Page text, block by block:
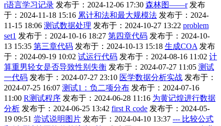
r语言学习记录 发布于：2024-12-06 17:30 森林图——r 发布
于：2024-11-18 15:16 累计和法和最大规模法 发布于：2024-
11-15 18:06 测试数据处理 发布于：2024-10-27 13:22 problem
set1 发布于：2024-10-16 18:27 第四章代码 发布于：2024-10-
13 15:35 第三章代码 发布于：2024-10-13 15:18 生成COA 发布
于：2024-09-19 10:02 试运行代码 发布于：2024-08-16 11:02 计
算重男轻女是否导致性别失衡 发布于：2024-07-27 11:05 测试
一代码 发布于：2024-07-27 23:10 医学数据分析实战 发布于：
2024-07-25 16:07 测试1：负二项分布 发布于：2024-07-16
11:00 R测试程序 发布于：2024-06-28 11:16 为黄记煌进行数据
分析 发布于：2024-06-25 13:42 first R code 发布于：2024-05-
19 09:51 尝试说明图片 发布于：2024-04-10 13:37 --- 比较公式